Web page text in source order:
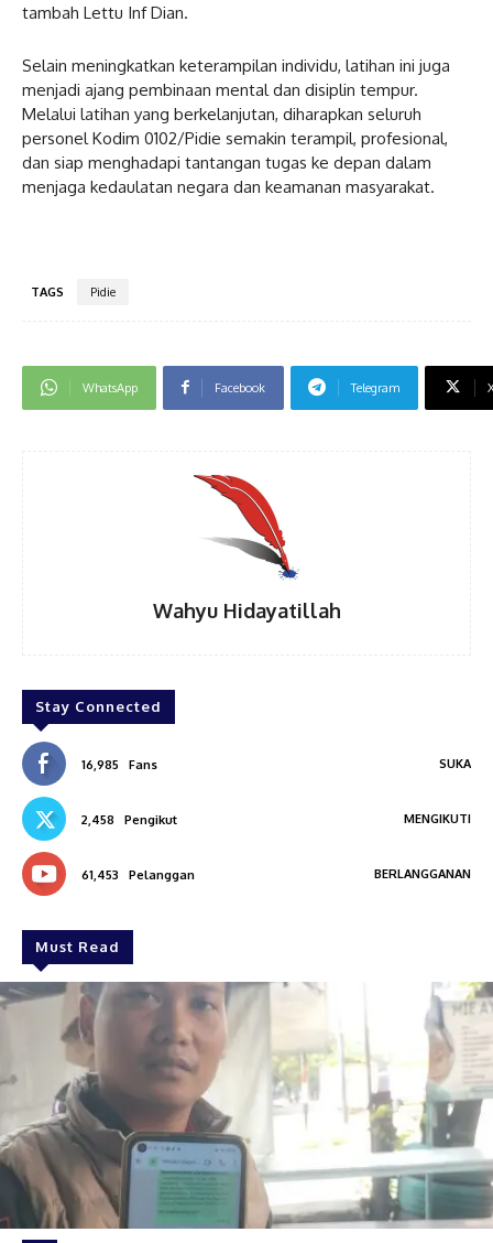
tambah Lettu Inf Dian.
Selain meningkatkan keterampilan individu, latihan ini juga
menjadi ajang pembinaan mental dan disiplin tempur.
Melalui latihan yang berkelanjutan, diharapkan seluruh
personel Kodim 0102/Pidie semakin terampil, profesional,
dan siap menghadapi tantangan tugas ke depan dalam
menjaga kedaulatan negara dan keamanan masyarakat.
TAGS Pidie
WhatsApp Facebook Telegram
Wahyu Hidayatillah
Stay Connected
16,985 Fans SUKA
2,458 Pengikut MENGIKUTI
61,453 Pelanggan BERLANGGANAN
Must Read